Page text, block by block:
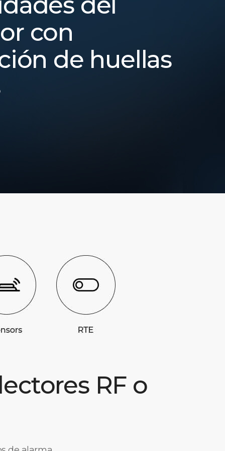
con
de huellas
RF o